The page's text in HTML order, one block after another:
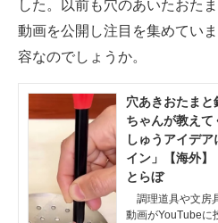
した。以前も穴のあいたおた
動画を公開し注目を集めてい
容なのでしょうか。
穴あきおたま
ちゃんが教えて
しゅうアイデ
イン」【海外
とらぼ
調理道具や文房
動画がYouTubeに